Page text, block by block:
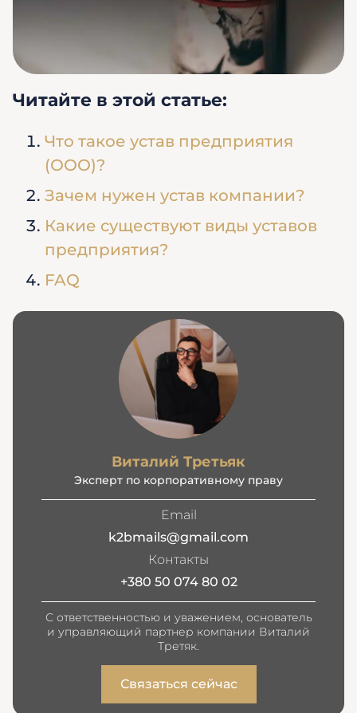
Читайте в этой статье:
Что такое устав предприятия
(ООО)?
Зачем нужен устав компании?
Какие существуют виды уставов
предприятия?
FAQ
Виталий Третьяк
Эксперт по корпоративному праву
Email
k2bmails@gmail.com
Контакты
+380 50 074 80 02
С ответственностью и уважением, основатель
и управляющий партнер компании Виталий
Третяк.
Связаться сейчас